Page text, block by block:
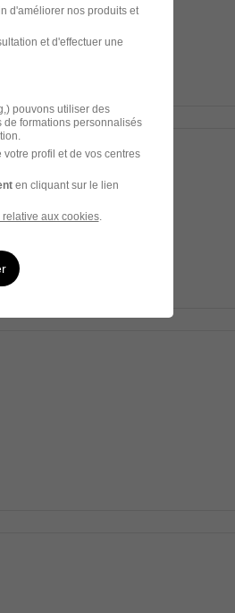
d'améliorer nos produits et
et d'effectuer une
pouvons utiliser des
de formations personnalisés
profil et de vos centres
en cliquant sur le lien
relative aux cookies.